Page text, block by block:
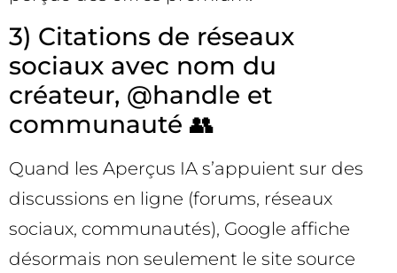
3) Citations de réseaux
sociaux avec nom du
créateur, @handle et
communauté 👥
Quand les Aperçus IA s’appuient sur des
discussions en ligne (forums, réseaux
sociaux, communautés), Google affiche
désormais non seulement le site source